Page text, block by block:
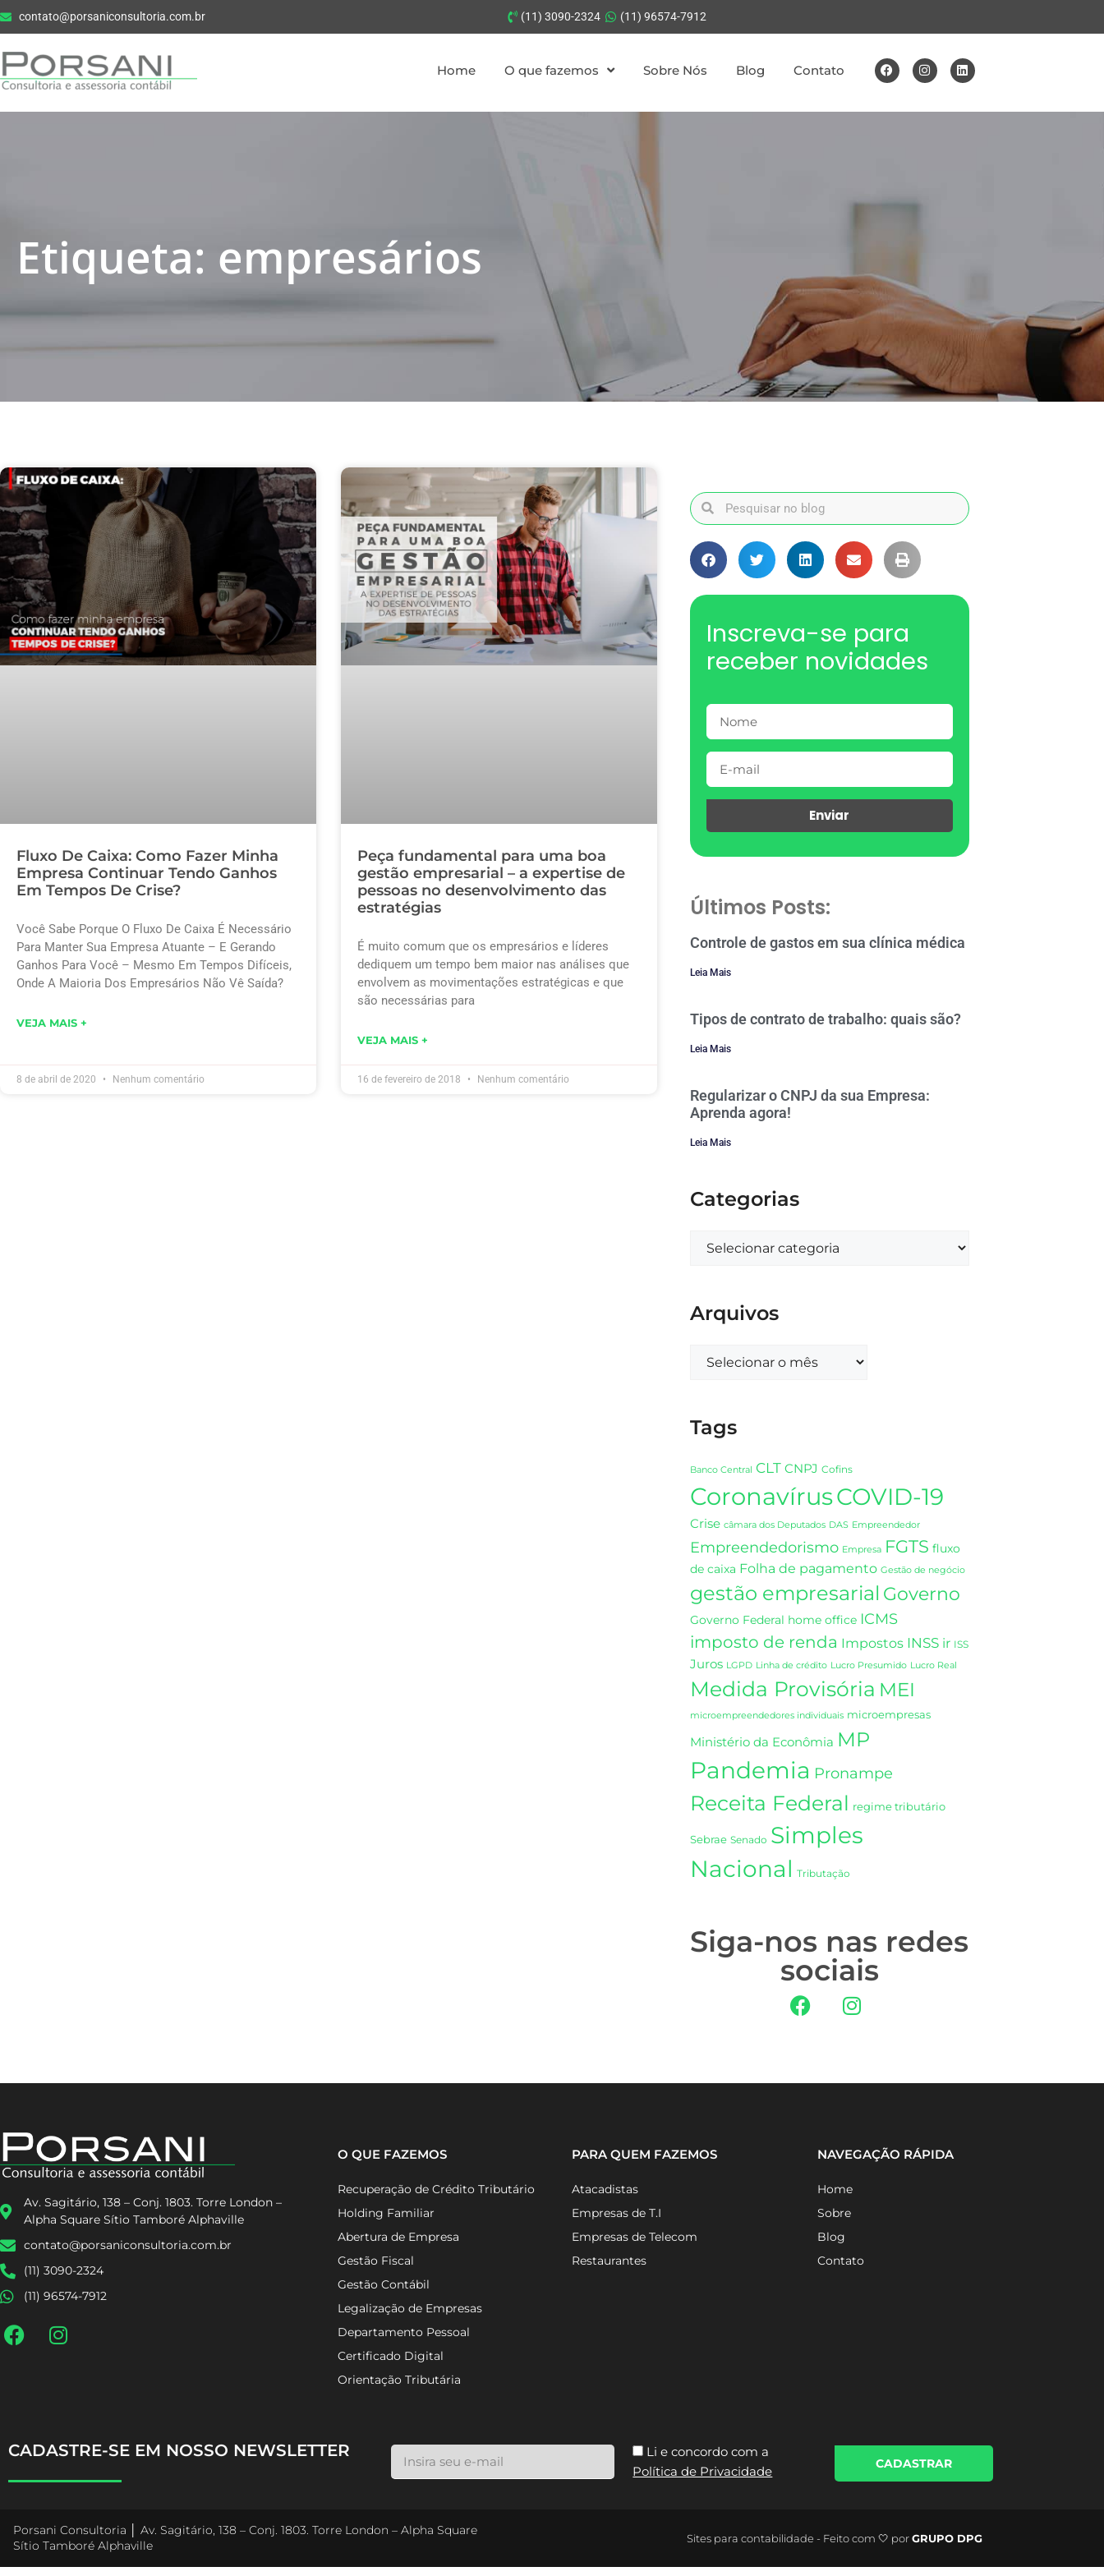
contato@porsaniconsultoria.com.br (11) 3090-2324 (11) 96574-7912
Home O que fazemos Sobre Nós Blog Contato
Etiqueta: empresários
Fluxo De Caixa: Como Fazer Minha
Empresa Continuar Tendo Ganhos
Em Tempos De Crise?
Você Sabe Porque O Fluxo De Caixa É Necessário
Para Manter Sua Empresa Atuante – E Gerando
Ganhos Para Você – Mesmo Em Tempos Difíceis,
Onde A Maioria Dos Empresários Não Vê Saída?
VEJA MAIS +
8 de abril de 2020 Nenhum comentário
Peça fundamental para uma boa
gestão empresarial – a expertise de
pessoas no desenvolvimento das
estratégias
É muito comum que os empresários e líderes
dediquem um tempo bem maior nas análises que
envolvem as movimentações estratégicas e que
são necessárias para
VEJA MAIS +
16 de fevereiro de 2018 Nenhum comentário
Inscreva-se para
receber novidades
Enviar
Últimos Posts:
Controle de gastos em sua clínica médica
Leia Mais
Tipos de contrato de trabalho: quais são?
Leia Mais
Regularizar o CNPJ da sua Empresa:
Aprenda agora!
Leia Mais
Categorias
Arquivos
Tags
Banco Central CLT CNPJ Cofins
CoronavírusCOVID-19
Crise câmara dos Deputados DAS Empreendedor
Empreendedorismo Empresa FGTS fluxo
de caixa Folha de pagamento Gestão de negócio
gestão empresarial Governo
Governo Federal home office ICMS
imposto de renda Impostos INSS ir ISS
Juros LGPD Linha de crédito Lucro Presumido Lucro Real
Medida Provisória MEI
microempreendedores individuais microempresas
Ministério da Econômia MP
Pandemia Pronampe
Receita Federal regime tributário
Sebrae Senado Simples
Nacional Tributação
Siga-nos nas redes
sociais
Av. Sagitário, 138 – Conj. 1803. Torre London –
Alpha Square Sítio Tamboré Alphaville
contato@porsaniconsultoria.com.br
(11) 3090-2324
(11) 96574-7912
O QUE FAZEMOS
Recuperação de Crédito Tributário
Holding Familiar
Abertura de Empresa
Gestão Fiscal
Gestão Contábil
Legalização de Empresas
Departamento Pessoal
Certificado Digital
Orientação Tributária
PARA QUEM FAZEMOS
Atacadistas
Empresas de T.I
Empresas de Telecom
Restaurantes
NAVEGAÇÃO RÁPIDA
Home
Sobre
Blog
Contato
CADASTRE-SE EM NOSSO NEWSLETTER
Li e concordo com a
Política de Privacidade
CADASTRAR
Porsani Consultoria │ Av. Sagitário, 138 – Conj. 1803. Torre London – Alpha Square
Sítio Tamboré Alphaville
Sites para contabilidade - Feito com 🤍 porGRUPO DPG